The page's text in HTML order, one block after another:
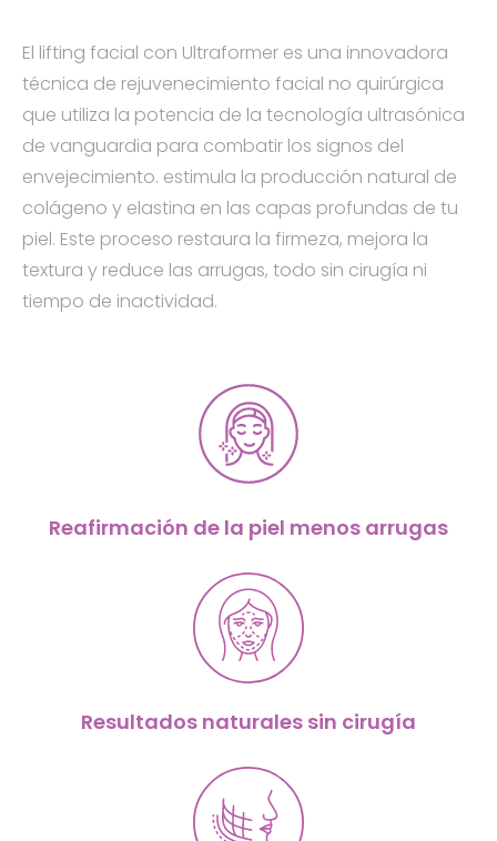
El lifting facial con Ultraformer es una innovadora
técnica de rejuvenecimiento facial no quirúrgica
que utiliza la potencia de la tecnología ultrasónica
de vanguardia para combatir los signos del
envejecimiento. estimula la producción natural de
colágeno y elastina en las capas profundas de tu
piel. Este proceso restaura la firmeza, mejora la
textura y reduce las arrugas, todo sin cirugía ni
tiempo de inactividad.
Reafirmación de la piel menos arrugas
Resultados naturales sin cirugía